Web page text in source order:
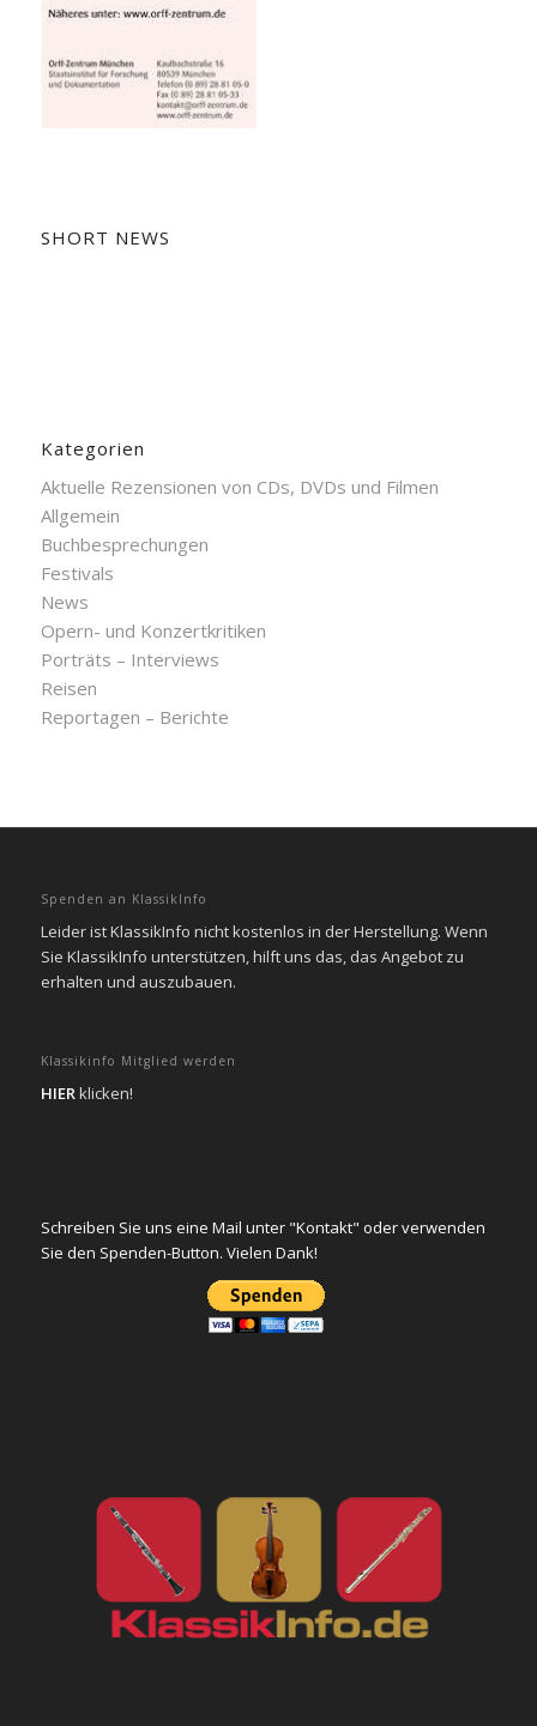
SHORT NEWS
Kategorien
Aktuelle Rezensionen von CDs, DVDs und Filmen
Allgemein
Buchbesprechungen
Festivals
News
Opern- und Konzertkritiken
Porträts – Interviews
Reisen
Reportagen – Berichte
Spenden an KlassikInfo
Leider ist KlassikInfo nicht kostenlos in der Herstellung. Wenn
Sie KlassikInfo unterstützen, hilft uns das, das Angebot zu
erhalten und auszubauen.
Klassikinfo Mitglied werden
HIERklicken!
Schreiben Sie uns eine Mail unter "Kontakt" oder verwenden
Sie den Spenden-Button. Vielen Dank!